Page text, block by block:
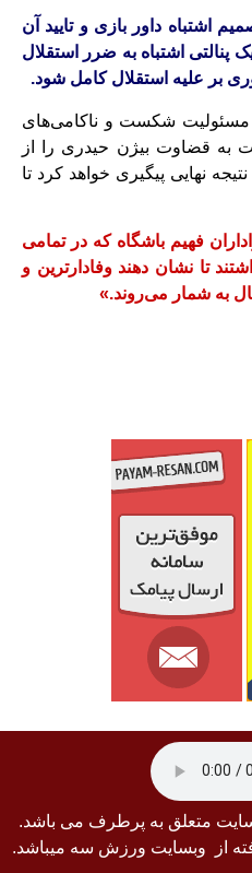
اشتباه داور بازی و تایید آن
پنالتی اشتباه به ضرر استقلال
بر علیه استقلال کامل شود.
مسئولیت شکست و ناکامی‌های
به قضاوت بیژن حیدری را از
نهایی پیگیری خواهد کرد تا
فهیم باشگاه که در تمامی
تا نشان دهند وفادارترین و
به شمار می‌روند.»
متعلق به پرطرف می باشد.
از وبسایت ورزش سه میباشد.